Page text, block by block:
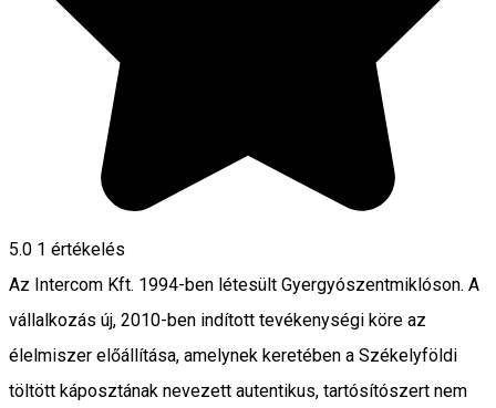
5.0 1 értékelés
Az Intercom Kft. 1994-ben létesült Gyergyószentmiklóson. A
vállalkozás új, 2010-ben indított tevékenységi köre az
élelmiszer előállítása, amelynek keretében a Székelyföldi
töltött káposztának nevezett autentikus, tartósítószert nem